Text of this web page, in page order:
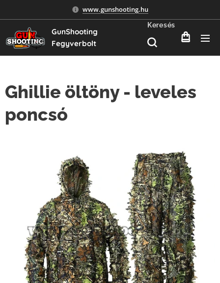
www.gunshooting.hu
GunShooting
Fegyverbolt
Keresés
Ghillie öltöny - leveles
poncsó